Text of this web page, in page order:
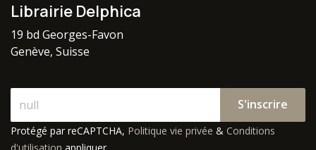
Librairie Delphica
19 bd Georges-Favon
Genève, Suisse
S'inscrire
Protégé par reCAPTCHA, Politique vie privée & Conditions